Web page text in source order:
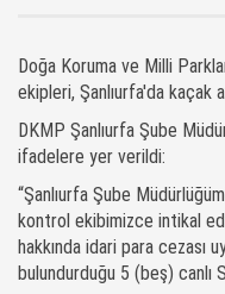
Doğa Koruma ve Milli
ekipleri, Şanlıurfa'da kaçak
DKMP Şanlıurfa Şube
ifadelere yer verildi:
“Şanlıurfa Şube
kontrol ekibimizce intikal
hakkında idari para cezası
bulundurduğu 5 (beş) canlı